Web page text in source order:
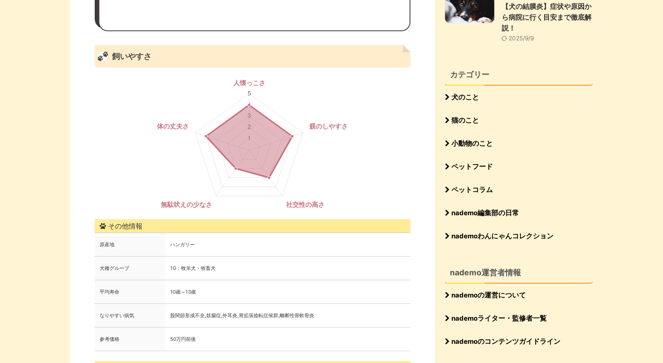
飼いやすさ
その他情報
原産地 ハンガリー
犬種グループ 1G：牧羊犬・牧畜犬
平均寿命 10歳～13歳
なりやすい病気 股関節形成不全,鼓腸症,外耳炎,胃拡張捻転症候群,離断性骨軟骨炎
参考価格 50万円前後
【犬の結膜炎】症状や原因か
ら病院に行く目安まで徹底解
説！
2025/9/9
カテゴリー
犬のこと
猫のこと
小動物のこと
ペットフード
ペットコラム
nademo編集部の日常
nademoわんにゃんコレクション
nademo運営者情報
nademoの運営について
nademoライター・監修者一覧
nademoのコンテンツガイドライン